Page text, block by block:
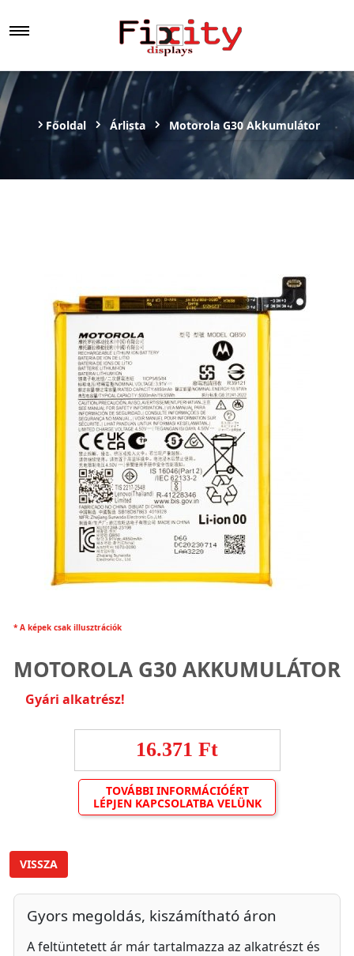
Főoldal Árlista Motorola G30 Akkumulátor
* A képek csak illusztrációk
MOTOROLA G30 AKKUMULÁTOR
Gyári alkatrész!
16.371 Ft
TOVÁBBI INFORMÁCIÓÉRT
LÉPJEN KAPCSOLATBA VELÜNK
VISSZA
Gyors megoldás, kiszámítható áron
A feltüntetett ár már tartalmazza az alkatrészt és